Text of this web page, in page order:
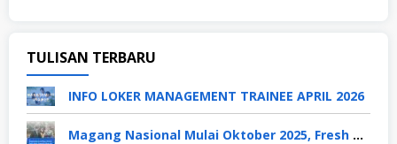
TULISAN TERBARU
INFO LOKER MANAGEMENT TRAINEE APRIL 2026
Magang Nasional Mulai Oktober 2025, Fresh Graduate Dapat Gaji UMP Selama 6 Bulan